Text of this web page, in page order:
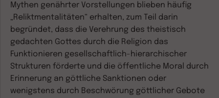
Mythen genährter Vorstellungen blieben häufig
„Reliktmentalitäten“ erhalten, zum Teil darin
begründet, dass die Verehrung des theistisch
gedachten Gottes durch die Religion das
Funktionieren gesellschaftlich-hierarchischer
Strukturen förderte und die öffentliche Moral durch
Erinnerung an göttliche Sanktionen oder
wenigstens durch Beschwörung göttlicher Gebote